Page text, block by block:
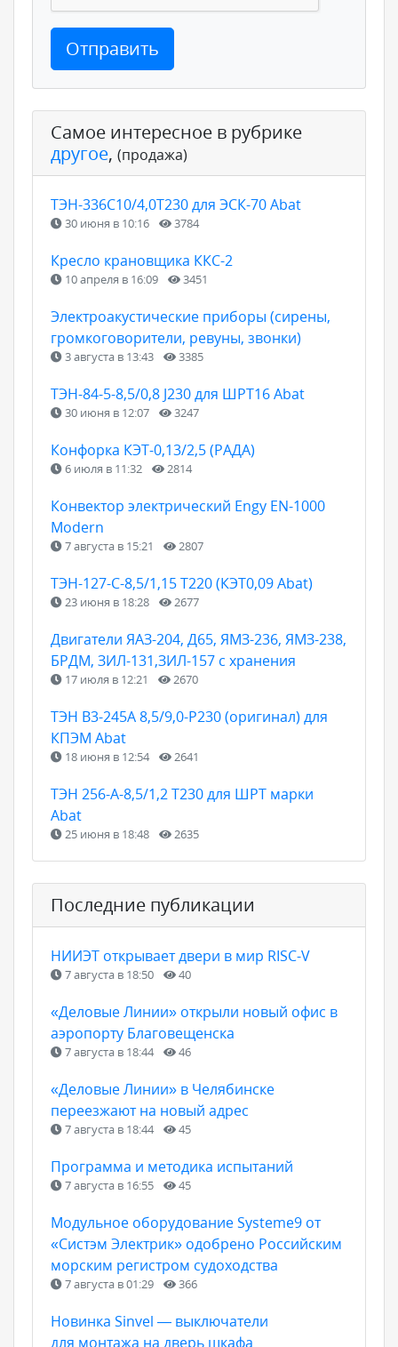
Отправить
Самое интересное в рубрике
другое, (продажа)
ТЭН-336С10/4,0Т230 для ЭСК-70 Abat
30 июня в 10:16 3784
Кресло крановщика ККС-2
10 апреля в 16:09 3451
Электроакустические приборы (сирены,
громкоговорители, ревуны, звонки)
3 августа в 13:43 3385
ТЭН-84-5-8,5/0,8 J230 для ШРТ16 Abat
30 июня в 12:07 3247
Конфорка КЭТ-0,13/2,5 (РАДА)
6 июля в 11:32 2814
Конвектор электрический Engy EN-1000
Modern
7 августа в 15:21 2807
ТЭН-127-С-8,5/1,15 Т220 (КЭТ0,09 Abat)
23 июня в 18:28 2677
Двигатели ЯАЗ-204, Д65, ЯМЗ-236, ЯМЗ-238,
БРДМ, ЗИЛ-131,ЗИЛ-157 с хранения
17 июля в 12:21 2670
ТЭН B3-245A 8,5/9,0-P230 (оригинал) для
КПЭМ Abat
18 июня в 12:54 2641
ТЭН 256-А-8,5/1,2 Т230 для ШРТ марки
Abat
25 июня в 18:48 2635
Последние публикации
НИИЭТ открывает двери в мир RISC-V
7 августа в 18:50 40
«Деловые Линии» открыли новый офис в
аэропорту Благовещенска
7 августа в 18:44 46
«Деловые Линии» в Челябинске
переезжают на новый адрес
7 августа в 18:44 45
Программа и методика испытаний
7 августа в 16:55 45
Модульное оборудование Systeme9 от
«Систэм Электрик» одобрено Российским
морским регистром судоходства
7 августа в 01:29 366
Новинка Sinvel — выключатели
для монтажа на дверь шкафа